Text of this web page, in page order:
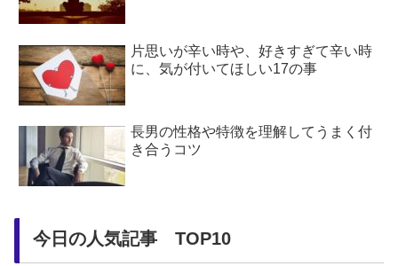
片思いが辛い時や、好きすぎて辛い時
に、気が付いてほしい17の事
長男の性格や特徴を理解してうまく付
き合うコツ
今日の人気記事 TOP10